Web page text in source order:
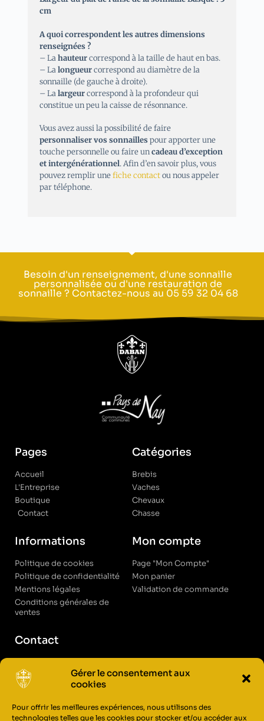
Gérer le consentement aux
cookies
Pour offrir les meilleures expériences, nous utilisons des
technologies telles que les cookies pour stocker et/ou accéder aux
cm
A quoi correspondent les autres dimensions
renseignées ?
– Lahauteurcorrespond à la taille de haut en bas.
– Lalongueurcorrespond au diamètre de la
sonnaille (de gauche à droite).
– Lalargeurcorrespond à la profondeur qui
constitue un peu la caisse de résonnance.
Vous avez aussi la possibilité de faire
personnaliser vos sonnaillespour apporter une
touche personnelle ou faire uncadeau d’exception
et intergénérationnel. Afin d’en savoir plus, vous
pouvez remplir unefiche contactou nous appeler
par téléphone.
Besoin d'un renseignement, d'une sonnaille
personnalisée ou d'une restauration de
sonnaille ? Contactez-nous au 05 59 32 04 68
Pages
Accueil
L'Entreprise
Boutique
Contact
Catégories
Brebis
Vaches
Chevaux
Chasse
Informations
Politique de cookies
Politique de confidentialité
Mentions légales
Conditions générales de
ventes
Mon compte
Page "Mon Compte"
Mon panier
Validation de commande
Contact
Tél : 05.59.32.04.68
Adresse : ZA Samadet, 64800